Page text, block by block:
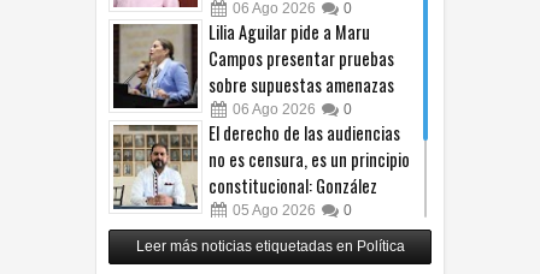
06 Ago 2026 0
Lilia Aguilar pide a Maru
Campos presentar pruebas
sobre supuestas amenazas
06 Ago 2026 0
El derecho de las audiencias
no es censura, es un principio
constitucional: González
05 Ago 2026 0
Relanza Villalobos programa
de afiliación del PRI en
Leer más noticias etiquetadas en Política